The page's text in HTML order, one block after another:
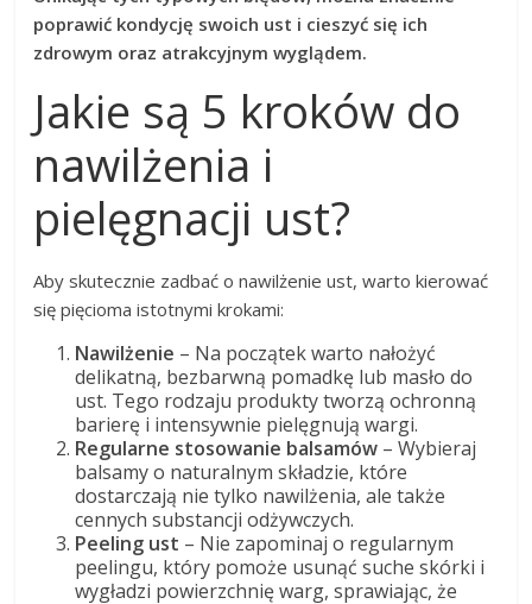
poprawić kondycję swoich ust i cieszyć się ich
zdrowym oraz atrakcyjnym wyglądem.
Jakie są 5 kroków do
nawilżenia i
pielęgnacji ust?
Aby skutecznie zadbać o nawilżenie ust, warto kierować
się pięcioma istotnymi krokami:
Nawilżenie – Na początek warto nałożyć
delikatną, bezbarwną pomadkę lub masło do
ust. Tego rodzaju produkty tworzą ochronną
barierę i intensywnie pielęgnują wargi.
Regularne stosowanie balsamów – Wybieraj
balsamy o naturalnym składzie, które
dostarczają nie tylko nawilżenia, ale także
cennych substancji odżywczych.
Peeling ust – Nie zapominaj o regularnym
peelingu, który pomoże usunąć suche skórki i
wygładzi powierzchnię warg, sprawiając, że